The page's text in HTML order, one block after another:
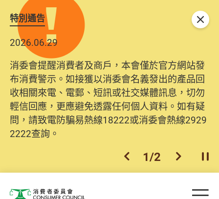
特別通告
2026.06.29
消委會提醒消費者及商戶，本會僅於官方網站發
布消費警示。如接獲以消委會名義發出的產品回
收相關來電、電郵、短訊或社交媒體訊息，切勿
輕信回應，更應避免透露任何個人資料。如有疑
問，請致電防騙易熱線18222或消委會熱線2929
2222查詢。
上一個
1/2 下一個開
關閉
目